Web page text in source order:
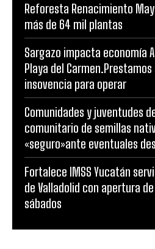
Reforesta Renacimiento
más de 64 mil plantas
Sargazo impacta economía
Playa del
insovencia para operar
Comunidades y juventudes
comunitario de semillas
«seguro»ante eventuales
Fortalece IMSS Yucatán
de Valladolid con apertura
sábados